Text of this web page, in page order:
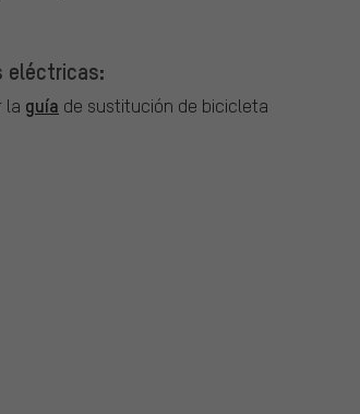
eléctricas:
la guía de sustitución de bicicleta